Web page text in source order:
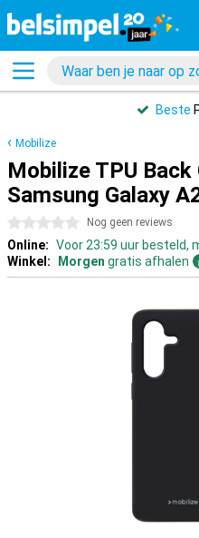
Beste
Mobilize
Mobilize TPU
Samsung Galaxy
0 sterren Nog geen reviews
Online: Voor 23:59 uur besteld,
Winkel:
Morgen gratis afhalen